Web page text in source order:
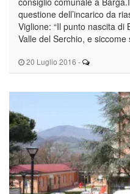
20 Luglio 2016 -
questione dell’incarico da
Viglione: “Il punto nascita di
Valle del Serchio, e siccome